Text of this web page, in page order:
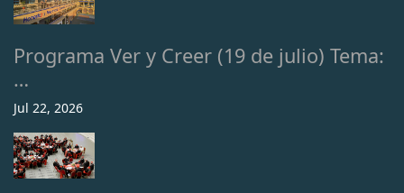
Programa Ver y Creer (19 de julio) Tema:
…
Jul 22, 2026